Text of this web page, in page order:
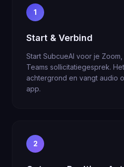
1
Start & Verbind
Start SubcueAI voor je
Teams sollicitatiegesprek.
achtergrond en vangt audio
app.
2